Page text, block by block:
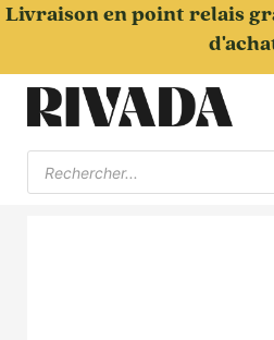
Aller
Livraison en point relais
Recherche
produits